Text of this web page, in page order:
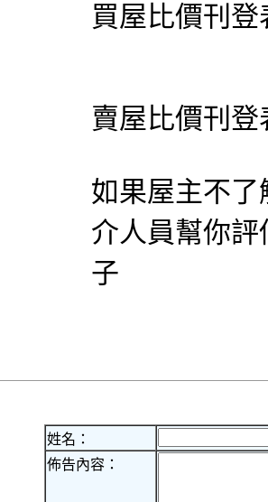
買屋比價刊登
賣屋比價刊登
如果屋主不
介人員幫你
子
姓名：
佈告內容：